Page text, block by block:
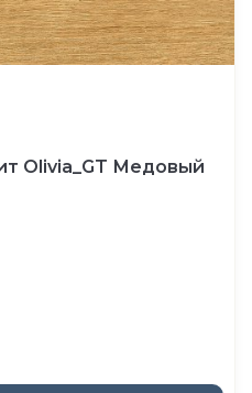
Olivia_GT Медовый